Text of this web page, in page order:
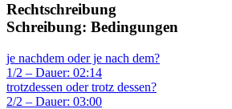
Rechtschreibung
Schreibung: Bedingungen
je nachdem oder je nach dem?
1/2 – Dauer: 02:14
trotzdessen oder trotz dessen?
2/2 – Dauer: 03:00